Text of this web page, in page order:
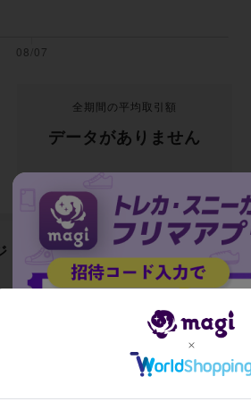
全期間の平均取引額
データがありません
インディゴ/カルム トープ"の新
ンディゴ/カルム トープ"の中